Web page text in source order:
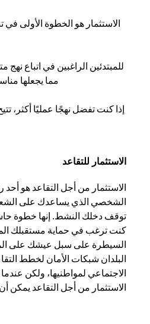
الاستثمار هو الخطوة الأولى
للمبتدئين الراغبين في اتباع نهج
مما يجعلها
إذا كنت تفضل نهجًا عمليًا أكثر،
الاستثمار للتقاعد
الاستثمار من أجل التقاعد هو أحد
الشخصي الذي يساعدك على
توقف دخلك النشط. إنها خطوة
كنت ترغب في حماية مستقبلك
السيطرة على سبل عيشك على
البلدان شبكات الأمان لخطط
الاجتماعي لمواطنيها، ولكن
الاستثمار من أجل التقاعد يمكن